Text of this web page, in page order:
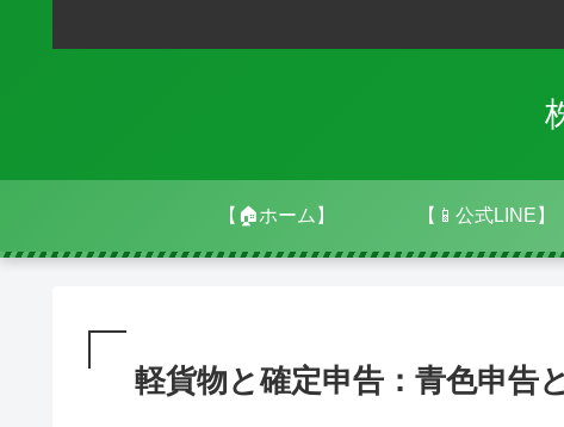
【🏠ホーム】 【📱公式LINE】
軽貨物と確定申告：青色申告